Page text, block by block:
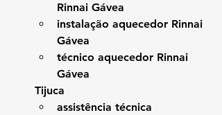
Rinnai Gávea
instalação aquecedor Rinnai
Gávea
técnico aquecedor Rinnai
Gávea
Tijuca
assistência técnica